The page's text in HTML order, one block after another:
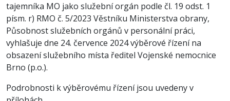
tajemníka MO jako služební orgán podle čl. 19 odst. 1
písm. r) RMO č. 5/2023 Věstníku Ministerstva obrany,
Působnost služebních orgánů v personální práci,
vyhlašuje dne 24. července 2024 výběrové řízení na
obsazení služebního místa ředitel Vojenské nemocnice
Brno (p.o.).
Podrobnosti k výběrovému řízení jsou uvedeny v